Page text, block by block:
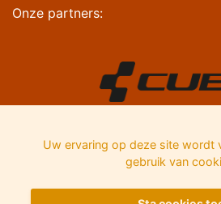
Onze partners:
Uw ervaring op deze site wordt
gebruik van